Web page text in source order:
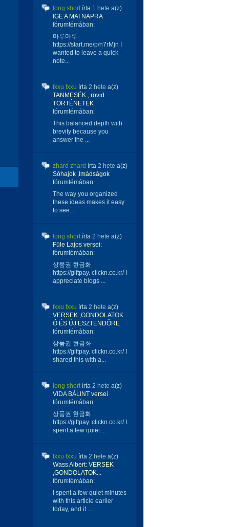
long shortírta 1 hete a(z)
IGE A MAI NAPRA
fórumtémában:
마루마루
https://start.me/p/n7rMjn I
wanted to leave a quick
note...
fxxu fxxu írta 2 hete a(z)
TANMESÉK , rövid
TÖRTÉNETEK
fórumtémában:
This balanced depth with
brevity because you
answer the ...
zhard zhard írta 2 hete a(z)
Sóhajok ,Imádságok
fórumtémában:
The way you organized
these ideas makes it easy
to see...
long shortírta 2 hete a(z)
Füle Lajos versei:
fórumtémában:
상품권 현금화
https://giftpay. clickn.co.kr/ I
appreciate blogs ...
fxxu fxxu írta 2 hete a(z)
VERSEK ,GONDOLATOK
Ó ÉS ÚJ ESZTENDŐRE
fórumtémában:
상품권 현금화
https://giftpay. clickn.co.kr/ I
shared this with a...
long shortírta 2 hete a(z)
VIDA BÁLINT versei
fórumtémában:
상품권 현금화
https://giftpay. clickn.co.kr/ I
spent a few quiet ...
fxxu fxxu írta 2 hete a(z)
Wass Albert: VERSEK
,GONDOLATOK...
fórumtémában:
I spent a few quiet minutes
with this article earlier
today, and it ...